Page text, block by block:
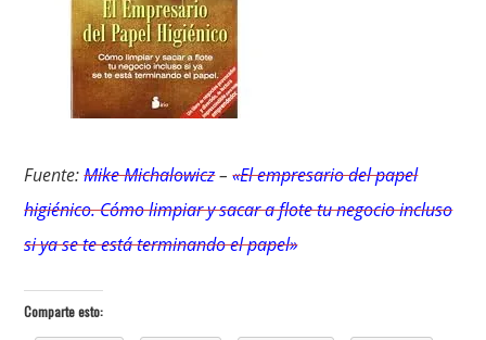
Fuente:Mike Michalowicz–«El empresario del papel
higiénico. Cómo limpiar y sacar a flote tu negocio incluso
si ya se te está terminando el papel»
Comparte esto: